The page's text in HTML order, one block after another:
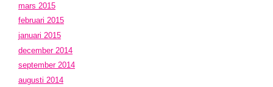
mars 2015
februari 2015
januari 2015
december 2014
september 2014
augusti 2014